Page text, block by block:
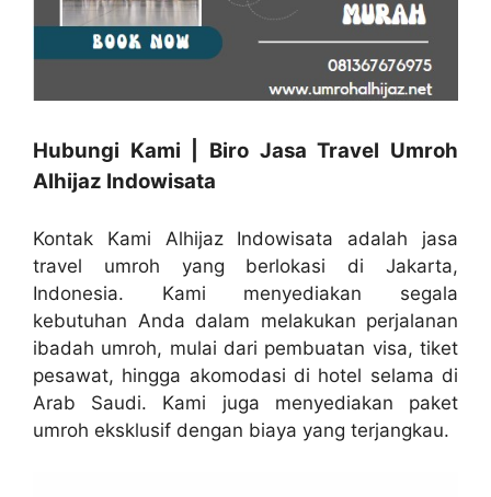
Hubungi Kami | Biro Jasa Travel Umroh
Alhijaz Indowisata
Kontak Kami Alhijaz Indowisata adalah jasa
travel umroh yang berlokasi di Jakarta,
Indonesia. Kami menyediakan segala
kebutuhan Anda dalam melakukan perjalanan
ibadah umroh, mulai dari pembuatan visa, tiket
pesawat, hingga akomodasi di hotel selama di
Arab Saudi. Kami juga menyediakan paket
umroh eksklusif dengan biaya yang terjangkau.